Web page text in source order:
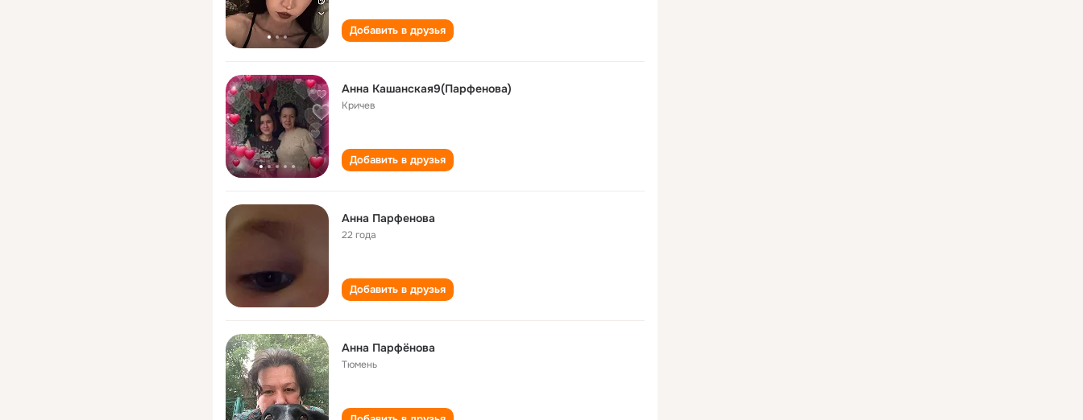
Добавить в друзья
Анна Кашанская9(Парфенова)
Кричев
Добавить в друзья
Анна Парфенова
22 года
Добавить в друзья
Анна Парфёнова
Тюмень